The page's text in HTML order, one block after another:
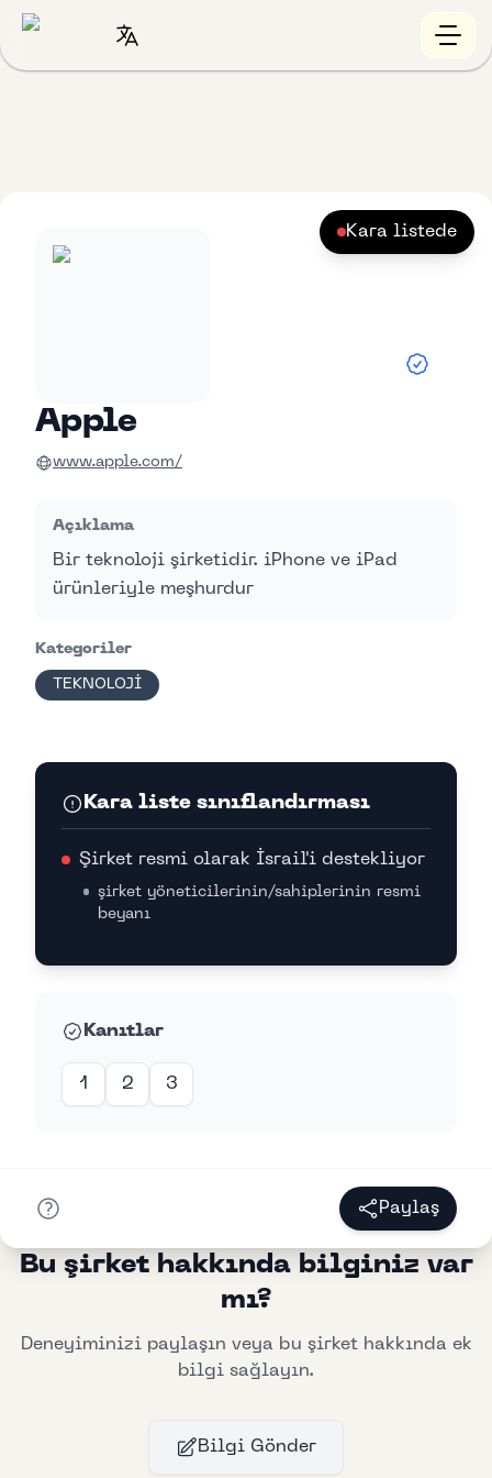
Kara listede
Apple
www.apple.com/
Açıklama
Bir teknoloji şirketidir. iPhone ve iPad
ürünleriyle meşhurdur
Kategoriler
TEKNOLOJİ
Kara liste sınıflandırması
Şirket resmi olarak İsrail'i destekliyor
şirket yöneticilerinin/sahiplerinin resmi
beyanı
Kanıtlar
1 2 3
Paylaş
Bu şirket hakkında bilginiz var
mı?
Deneyiminizi paylaşın veya bu şirket hakkında ek
bilgi sağlayın.
Bilgi Gönder